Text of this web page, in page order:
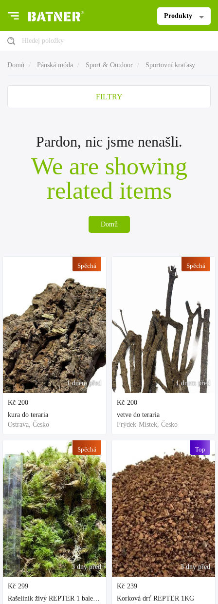
Produkty
Hledej položky
Domů Pánská móda Sport & Outdoor Sportovní kraťasy
FILTRY
Pardon, nic jsme nenašli.
We are showing
related items
Domů
1 dnem před
Spěchá
Kč 200
kura do teraria
Ostrava, Česko
3 dny před
Spěchá
Kč 299
Rašeliník živý REPTER 1 balení - násada, TOP kvalita 30cm-30cm-8cm
1 dnem před
Spěchá
Kč 200
vetve do teraria
Frýdek-Místek, Česko
3 dny před
Top
Kč 239
Korková drť REPTER 1KG